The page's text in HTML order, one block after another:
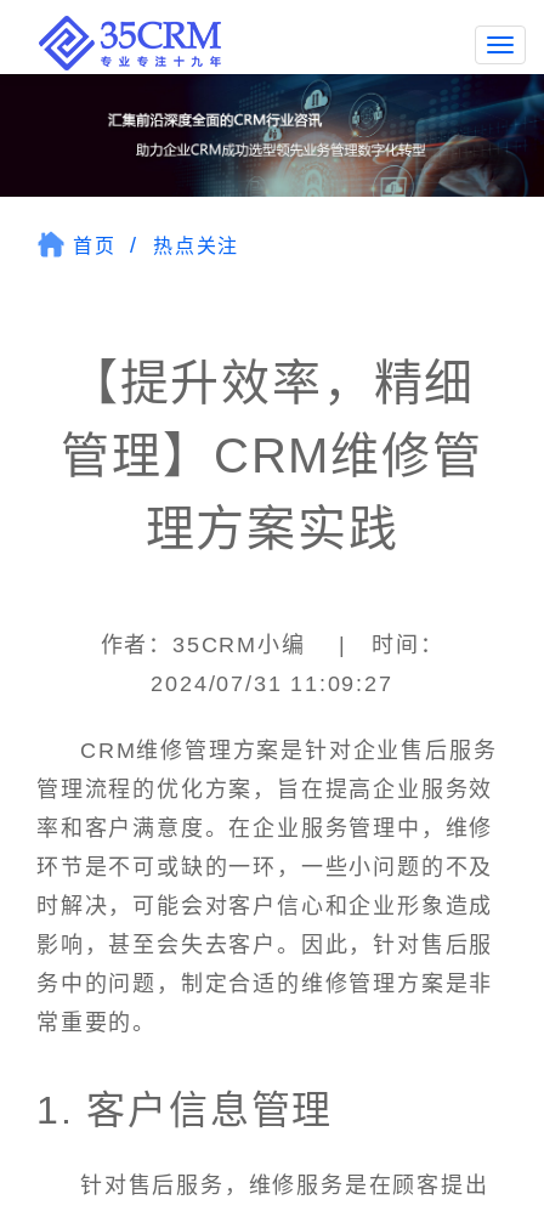
首页 热点关注
【提升效率，精细
管理】CRM维修管
理方案实践
作者：35CRM小编 | 时间：
2024/07/31 11:09:27
CRM维修管理方案是针对企业售后服务
管理流程的优化方案，旨在提高企业服务效
率和客户满意度。在企业服务管理中，维修
环节是不可或缺的一环，一些小问题的不及
时解决，可能会对客户信心和企业形象造成
影响，甚至会失去客户。因此，针对售后服
务中的问题，制定合适的维修管理方案是非
常重要的。
1. 客户信息管理
针对售后服务，维修服务是在顾客提出